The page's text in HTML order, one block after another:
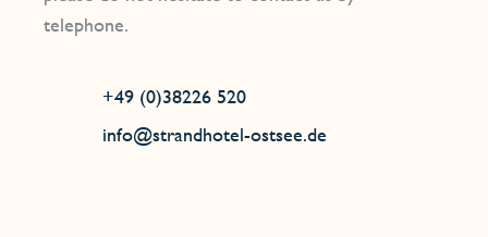
telephone.
+49 (0)38226 520
info@strandhotel-ostsee.de